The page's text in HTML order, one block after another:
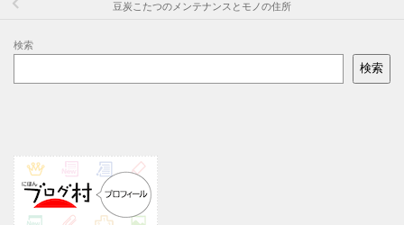
豆炭こたつのメンテナンスとモノの住所
検索
検索